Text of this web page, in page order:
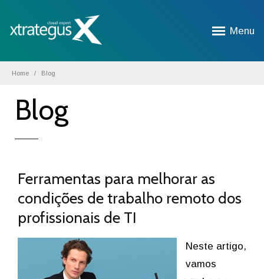
Menu
Home Blog
Blog
Ferramentas para melhorar as
condições de trabalho remoto dos
profissionais de TI
Neste artigo,
vamos